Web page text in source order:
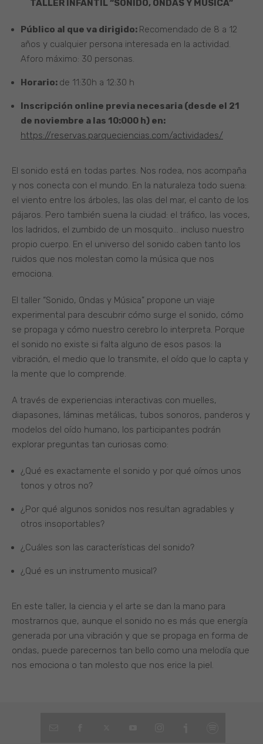
TALLER INFANTIL “SONIDO, ONDAS Y MÚSICA”
Público al que va dirigido: Recomendado de 8 a 12
años y cualquier persona interesada en la actividad.
Aforo máximo: 30 personas.
Horario: de 11:30h a 12:30 h
Inscripción online previa necesaria (desde el 21
de noviembre a las 10:000 h) en:
https://reservas.parqueciencias.com/actividades/
El sonido está en todas partes. Nos rodea, nos acompaña
y nos conecta con el mundo. En la naturaleza todo suena:
el viento entre los árboles, las olas del mar, el canto de los
pájaros. Pero también suena la ciudad: el tráfico, las voces,
los ladridos, el zumbido de un mosquito… incluso nuestro
propio cuerpo. En el universo del sonido caben tanto los
ruidos que nos molestan como la música que nos
emociona.
El taller “Sonido, Ondas y Música” propone un viaje
experimental para descubrir cómo surge el sonido, cómo
se propaga y cómo nuestro cerebro lo interpreta. Porque
el sonido no existe si falta alguno de esos pasos: la
vibración, el medio que lo transmite, el oído que lo capta y
la mente que lo comprende.
A través de experiencias interactivas con muelles,
diapasones, láminas metálicas, tubos sonoros, panderos y
modelos del oído humano, los participantes podrán
explorar preguntas tan curiosas como:
¿Qué es exactamente el sonido y por qué oímos unos
tonos y otros no?
¿Por qué algunos sonidos nos resultan agradables y
otros insoportables?
¿Cuáles son las características del sonido?
¿Qué es un instrumento musical?
En este taller, la ciencia y el arte se dan la mano para
mostrarnos que, aunque el sonido no es más que energía
generada por una vibración y que se propaga en forma de
ondas, puede parecernos tan bello como una melodía que
nos emociona o tan molesto que nos erice la piel.